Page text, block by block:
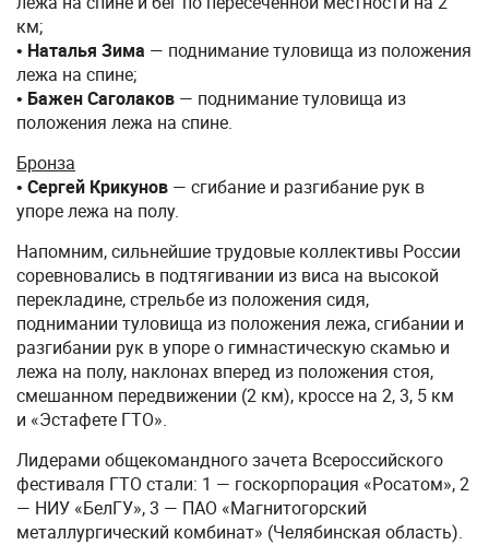
км;
• Наталья Зима — поднимание туловища из положения
лежа на спине;
• Бажен Саголаков — поднимание туловища из
положения лежа на спине.
Бронза
• Сергей Крикунов — сгибание и разгибание рук в
упоре лежа на полу.
Напомним, сильнейшие трудовые коллективы России
соревновались в подтягивании из виса на высокой
перекладине, стрельбе из положения сидя,
поднимании туловища из положения лежа, сгибании и
разгибании рук в упоре о гимнастическую скамью и
лежа на полу, наклонах вперед из положения стоя,
смешанном передвижении (2 км), кроссе на 2, 3, 5 км
и «Эстафете ГТО».
Лидерами общекомандного зачета Всероссийского
фестиваля ГТО стали: 1 — госкорпорация «Росатом», 2
— НИУ «БелГУ», 3 — ПАО «Магнитогорский
металлургический комбинат» (Челябинская область).